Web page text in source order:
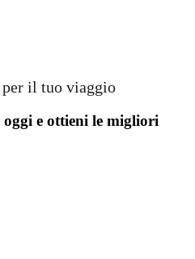
il tuo viaggio
e ottieni le migliori